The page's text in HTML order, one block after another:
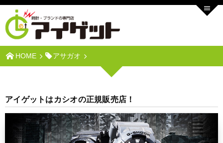
HOME アサガオ
アイゲットはカシオの正規販売店！